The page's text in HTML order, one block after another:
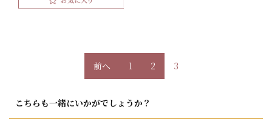
前へ 1 2 3
こちらも一緒にいかがでしょうか？